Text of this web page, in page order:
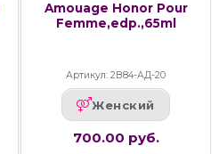
Amouage Honor Pour
Femme,edp.,65ml
Артикул: 2В84-АД-20
Женский
700.00 руб.